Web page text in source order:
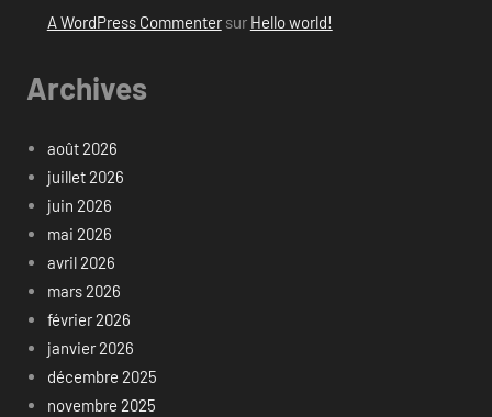
A WordPress Commentersur Hello world!
Archives
août 2026
juillet 2026
juin 2026
mai 2026
avril 2026
mars 2026
février 2026
janvier 2026
décembre 2025
novembre 2025